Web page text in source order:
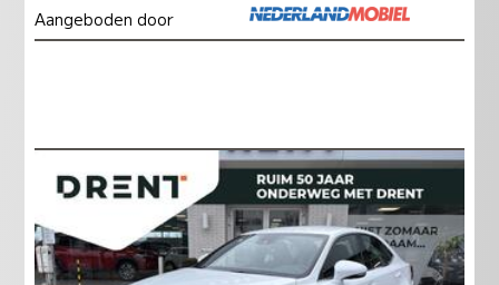
Aangeboden door